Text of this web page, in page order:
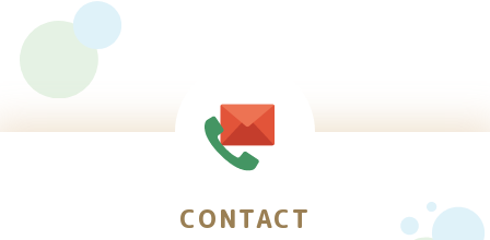
CONTACT